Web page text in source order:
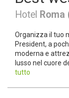
Hotel Roma
Organizza il tuo
President, a
moderna e
lusso nel cuore
tutto